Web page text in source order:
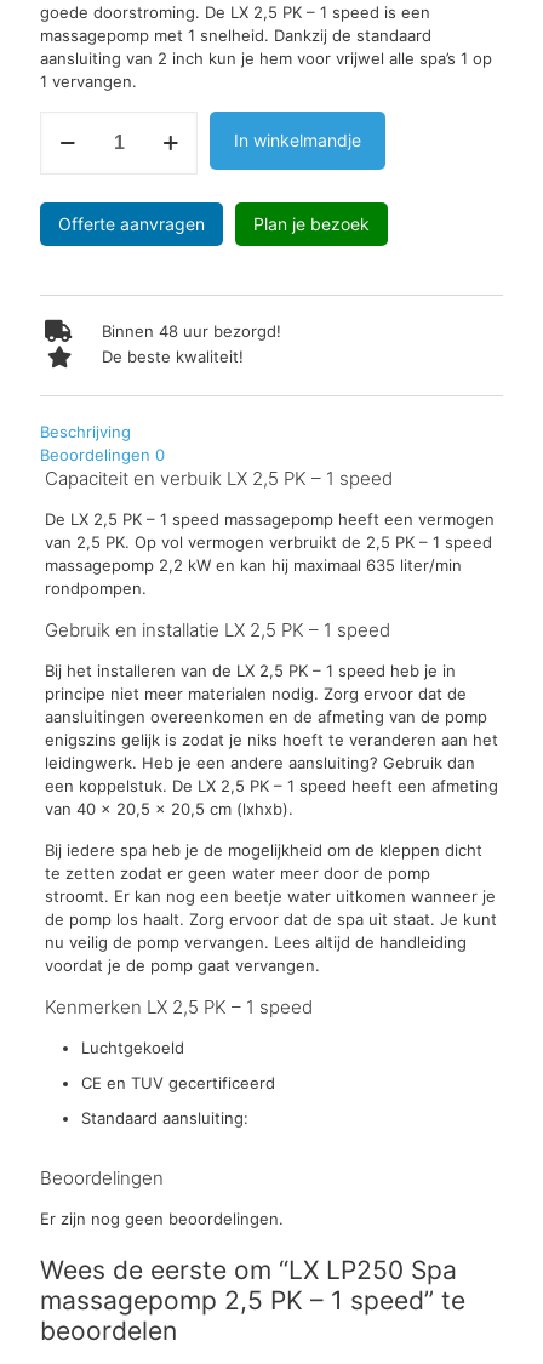
goede doorstroming. De LX 2,5 PK – 1 speed is een
massagepomp met 1 snelheid. Dankzij de standaard
aansluiting van 2 inch kun je hem voor vrijwel alle spa’s 1 op
1 vervangen.
LP250
2,5
aantal
In winkelmandje
Offerte aanvragen Plan je bezoek
Binnen 48 uur bezorgd!
De beste kwaliteit!
Beschrijving
Beoordelingen 0
Capaciteit en verbuik LX 2,5 PK – 1 speed
De LX 2,5 PK – 1 speed massagepomp heeft een vermogen
van 2,5 PK. Op vol vermogen verbruikt de 2,5 PK – 1 speed
massagepomp 2,2 kW en kan hij maximaal 635 liter/min
rondpompen.
Gebruik en installatie LX 2,5 PK – 1 speed
Bij het installeren van de LX 2,5 PK – 1 speed heb je in
principe niet meer materialen nodig. Zorg ervoor dat de
aansluitingen overeenkomen en de afmeting van de pomp
enigszins gelijk is zodat je niks hoeft te veranderen aan het
leidingwerk. Heb je een andere aansluiting? Gebruik dan
een koppelstuk. De LX 2,5 PK – 1 speed heeft een afmeting
van 40 x 20,5 x 20,5 cm (lxhxb).
Bij iedere spa heb je de mogelijkheid om de kleppen dicht
te zetten zodat er geen water meer door de pomp
stroomt. Er kan nog een beetje water uitkomen wanneer je
de pomp los haalt. Zorg ervoor dat de spa uit staat. Je kunt
nu veilig de pomp vervangen. Lees altijd de handleiding
voordat je de pomp gaat vervangen.
Kenmerken LX 2,5 PK – 1 speed
Luchtgekoeld
CE en TUV gecertificeerd
Standaard aansluiting:
Beoordelingen
Er zijn nog geen beoordelingen.
Wees de eerste om “LX LP250 Spa
massagepomp 2,5 PK – 1 speed” te
beoordelen